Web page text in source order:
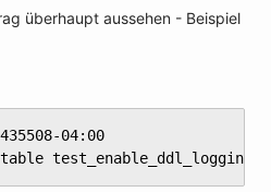
überhaupt aussehen - Beispiel
04:00
table test_enable_ddl_logging